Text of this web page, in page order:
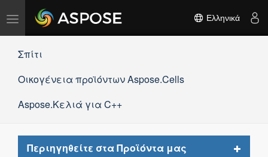
Εναλλαγή
πλοήγησης
Ελληνικά
Σπίτι
Οικογένεια προϊόντων Aspose.Cells
Aspose.Κελιά για C++
Περιηγηθείτε στα Προϊόντα μας
Toggle